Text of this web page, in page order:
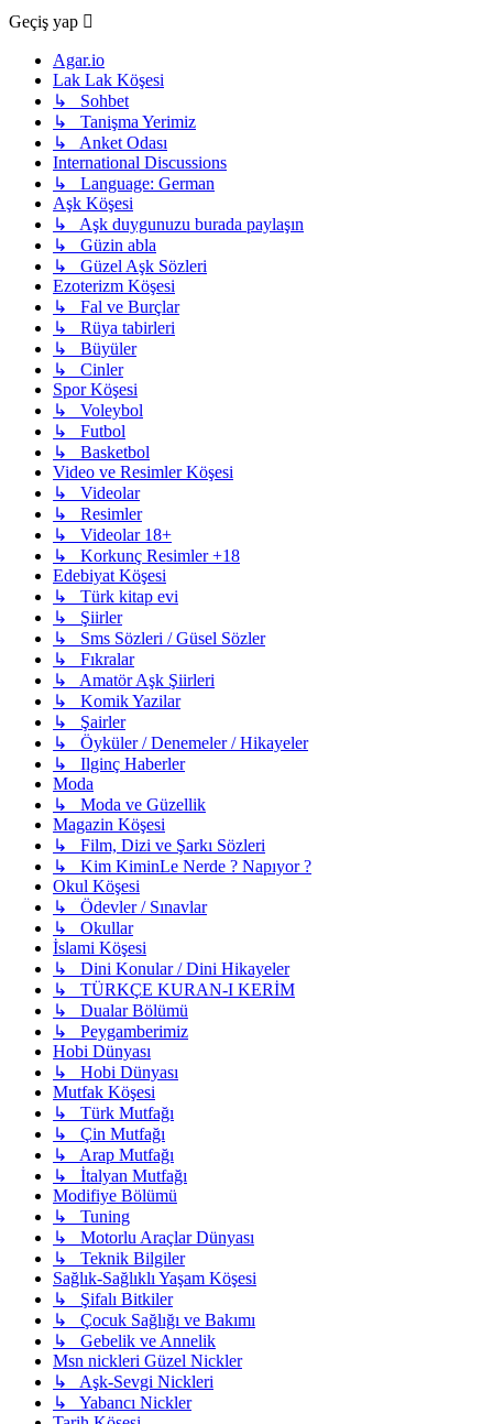
Geçiş yap
Agar.io
Lak Lak Köşesi
↳ Sohbet
↳ Tanişma Yerimiz
↳ Anket Odası
International Discussions
↳ Language: German
Aşk Köşesi
↳ Aşk duygunuzu burada paylaşın
↳ Güzin abla
↳ Güzel Aşk Sözleri
Ezoterizm Köşesi
↳ Fal ve Burçlar
↳ Rüya tabirleri
↳ Büyüler
↳ Cinler
Spor Köşesi
↳ Voleybol
↳ Futbol
↳ Basketbol
Video ve Resimler Köşesi
↳ Videolar
↳ Resimler
↳ Videolar 18+
↳ Korkunç Resimler +18
Edebiyat Köşesi
↳ Türk kitap evi
↳ Şiirler
↳ Sms Sözleri / Güsel Sözler
↳ Fıkralar
↳ Amatör Aşk Şiirleri
↳ Komik Yazilar
↳ Şairler
↳ Öyküler / Denemeler / Hikayeler
↳ Ilginç Haberler
Moda
↳ Moda ve Güzellik
Magazin Köşesi
↳ Film, Dizi ve Şarkı Sözleri
↳ Kim KiminLe Nerde ? Napıyor ?
Okul Köşesi
↳ Ödevler / Sınavlar
↳ Okullar
İslami Köşesi
↳ Dini Konular / Dini Hikayeler
↳ TÜRKÇE KURAN-I KERİM
↳ Dualar Bölümü
↳ Peygamberimiz
Hobi Dünyası
↳ Hobi Dünyası
Mutfak Köşesi
↳ Türk Mutfağı
↳ Çin Mutfağı
↳ Arap Mutfağı
↳ İtalyan Mutfağı
Modifiye Bölümü
↳ Tuning
↳ Motorlu Araçlar Dünyası
↳ Teknik Bilgiler
Sağlık-Sağlıklı Yaşam Köşesi
↳ Şifalı Bitkiler
↳ Çocuk Sağlığı ve Bakımı
↳ Gebelik ve Annelik
Msn nickleri Güzel Nickler
↳ Aşk-Sevgi Nickleri
↳ Yabancı Nickler